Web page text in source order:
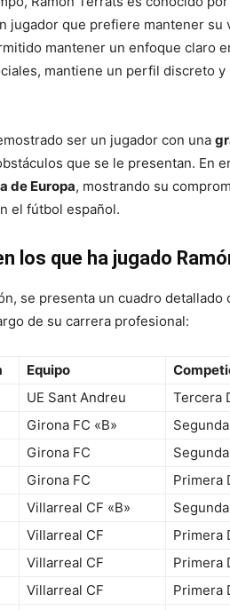
jugador que prefiere mantener
mantener un enfoque claro
mantiene un perfil discreto
ser un jugador con una
que se le presentan. En
de Europa, mostrando su
el fútbol español.
los que ha jugado
se presenta un cuadro detallado
de su carrera profesional:
Equipo
UE Sant Andreu Tercera
Girona FC «B»
Girona FC
Girona FC Primera
Villarreal CF «B»
Villarreal CF Primera
Villarreal CF Primera
Villarreal CF Primera